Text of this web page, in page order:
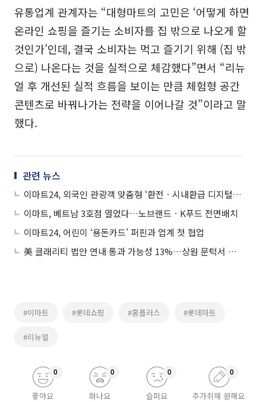
유통업계 관계자는 “대형마트의 고민은 ‘어떻게 하면
온라인 쇼핑을 즐기는 소비자를 집 밖으로 나오게 할
것인가’인데, 결국 소비자는 먹고 즐기기 위해 (집 밖
으로) 나온다는 것을 실적으로 체감했다”면서 “리뉴
얼 후 개선된 실적 흐름을 보이는 만큼 체험형 공간
콘텐츠로 바꿔나가는 전략을 이어나갈 것”이라고 말
했다.
관련 뉴스
이마트24, 외국인 관광객 맞춤형 ‘환전ㆍ시내환급 디지털ATM’ 도입
이마트, 베트남 3호점 열었다…노브랜드ㆍK푸드 전면배치
이마트24, 어린이 ‘용돈카드’ 퍼핀과 업계 첫 협업
美 클래리티 법안 연내 통과 가능성 13%…상원 문턱서 제동
#이마트 #롯데쇼핑 #홈플러스 #롯데마트
#리뉴얼
좋아요
0
화나요
0
슬퍼요
0
추가취재 원해요
0